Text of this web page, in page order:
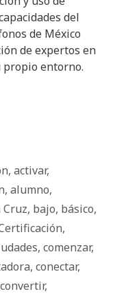
del
de México
de expertos en
propio entorno.
, activar,
, alumno,
, bajo, básico,
,
, comenzar,
, conectar,
convertir,